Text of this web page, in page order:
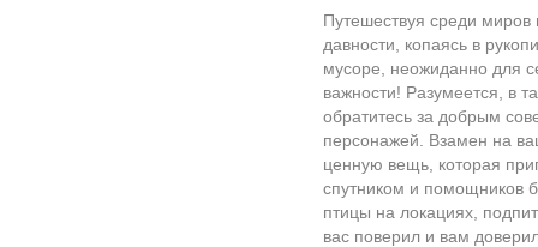
Путешествуя среди миров
давности, копаясь в
мусоре, неожиданно для
важности! Разумеется, в
обратитесь за добрым
персонажей. Взамен на
ценную вещь, которая
спутником и помощников
птицы на локациях,
вас поверил и вам